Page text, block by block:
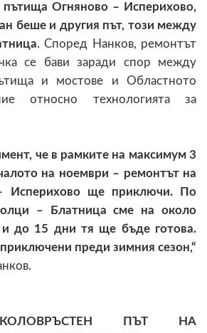
пътища Огняново – Исперихово,
беше и другия път, този между
. Според Нанков, ремонтът
се бави заради спор между
и мостове и Областното
относно технологията за
че в рамките на максимум 3
на ноември – ремонтът на
Исперихово ще приключи. По
– Блатница сме на около
и до 15 дни тя ще бъде готова.
преди зимния сезон,“
ПЪТ НА